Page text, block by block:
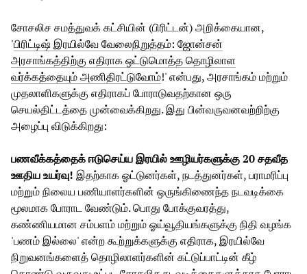
சோசலிச சமத்துவக் கட்சியின் (பிரிட்டன்) அறிக்கையான,
'பிரிட்டிஷ் இரயில்வே வேலைநிறுத்தம்: ஜோன்சன்
அரசாங்கத்திற்கு எதிராக ஒட்டுமொத்த தொழிலாள
வர்க்கத்தையும் அணிதிரட்டுவோம்!' என்பது, அரசாங்கம் மற்றும்
முதலாளிகளுக்கு எதிராகப் போராடுவதற்கான ஒரு
செயல்திட்டத்தை முன்வைக்கிறது. இது பின்வருவனவற்றிற்கு
அழைப்பு விடுக்கிறது:
பணவீக்கத்தைக் ஈடுசெய்ய இரயில் ஊழியர்களுக்கு 20 சதவீத
ஊதிய உயர்வு! இதற்காக ஓட்டுனர்கள், நடத்துனர்கள், பராமரிப்பு
மற்றும் நிலைய பணியாளர்களின் ஒருங்கிணைந்த நடவடிக்கை
மூலமாக போராட வேண்டும். பொது போக்குவரத்து,
கண்ணியமான சம்பளம் மற்றும் ஓய்வூதியங்களுக்கு நிதி வழங்க
'பணம் இல்லை' என்ற கூற்றுக்களுக்கு எதிராக, இரயில்வே
நிறுவனங்களைத் தொழிலாளர்களின் கட்டுப்பாட்டின் கீழ்